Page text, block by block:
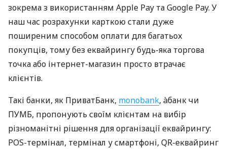
зокрема з використанням Apple Pay та Google Pay. У
наш час розрахунки карткою стали дуже
поширеним способом оплати для багатьох
покупців, тому без еквайрингу будь-яка торгова
точка або інтернет-магазин просто втрачає
клієнтів.
Такі банки, як ПриватБанк, monobank, àбанк чи
ПУМБ, пропонують своїм клієнтам на вибір
різноманітні рішення для організації еквайрингу:
POS-термінал, термінал у смартфоні, QR-еквайринг